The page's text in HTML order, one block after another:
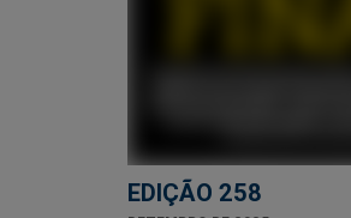
EDIÇÃO 258